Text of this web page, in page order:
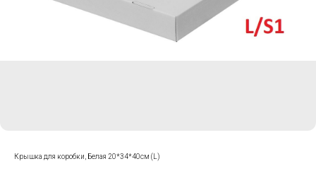
Крышка для коробки, Белая 20*34*40см (L)